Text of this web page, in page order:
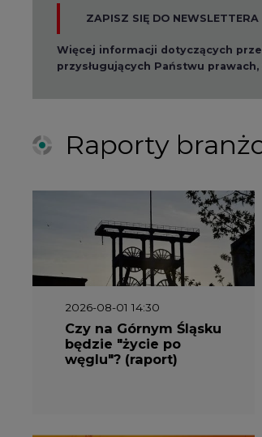
ZAPISZ SIĘ DO NEWSLETTERA
Więcej informacji dotyczących
przysługujących Państwu
Raporty
2026-08-01 14:30
Czy na Górnym Śląsku
będzie "życie po
węglu"? (raport)